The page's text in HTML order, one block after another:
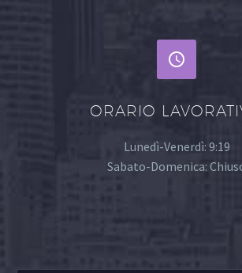


ORARIO
Lunedì-Venerdì: 9:19
Sabato-Domenica: